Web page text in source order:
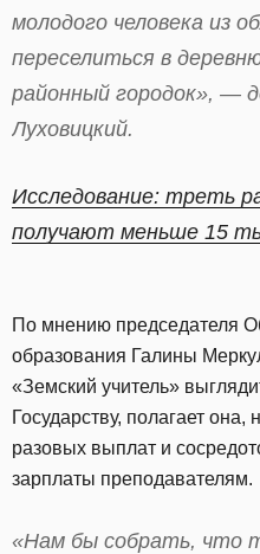
молодого человека из
переселиться в
районный городок», —
Луховицкий.
Исследование: треть
получают меньше 15
По мнению председателя
образования Галины
«Земский учитель»
Государству, полагает она,
разовых выплат и
зарплаты преподавателям.
«Нам бы собрать, что